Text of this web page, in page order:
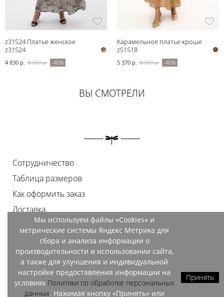
z31524 Платье женское
z31524
4 830 р. 8 050 р. -40%
Карамельное платье кроше
z51518
5 370 р. 8 950 р. -40%
ВЫ СМОТРЕЛИ
Сотрудничество
Таблица размеров
Как оформить заказ
Доставка
Оплата
Возврат
Документы
Контакты
Магазины
Мы используем файлы «Cookies» и
метрические системы Яндекс Метрика для
сбора и анализа информации о
производительности и использовании сайта,
а также для улучшения и индивидуальной
настройке предоставления информации на
условиях Политики по обработке персональных
данных. Нажимая кнопку «Принять» или
Принять